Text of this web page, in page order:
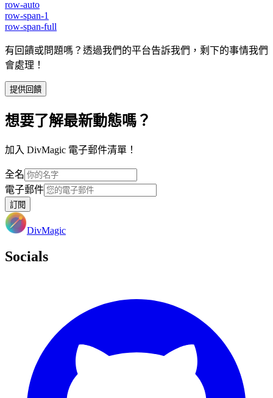
row-auto
row-span-1
row-span-full
有回饋或問題嗎？透過我們的平台告訴我們，剩下的事情我們
會處理！
提供回饋
想要了解最新動態嗎？
加入 DivMagic 電子郵件清單！
全名
電子郵件
訂閱
DivMagic
Socials